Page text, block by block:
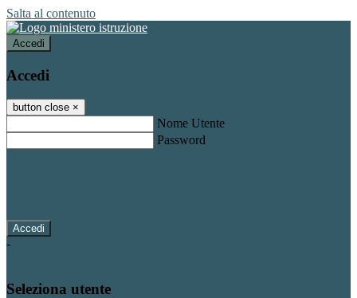
Salta al contenuto
Accedi
Accedi
button close ×
Nome Utente
Password
-
Seleziona utente